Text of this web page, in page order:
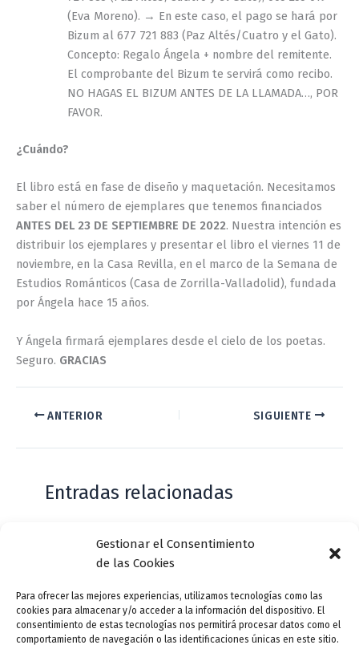
Gestionar el Consentimiento
de las Cookies
Para ofrecer las mejores experiencias, utilizamos tecnologías como las
cookies para almacenar y/o acceder a la información del dispositivo. El
consentimiento de estas tecnologías nos permitirá procesar datos como el
comportamiento de navegación o las identificaciones únicas en este sitio.
(Eva Moreno). → En este caso, el pago se hará por
Bizum al 677 721 883 (Paz Altés/Cuatro y el Gato).
Concepto: Regalo Ángela + nombre del remitente.
El comprobante del Bizum te servirá como recibo.
NO HAGAS EL BIZUM ANTES DE LA LLAMADA…, POR
FAVOR.
¿Cuándo?
El libro está en fase de diseño y maquetación. Necesitamos
saber el número de ejemplares que tenemos financiados
ANTES DEL 23 DE SEPTIEMBRE DE 2022. Nuestra intención es
distribuir los ejemplares y presentar el libro el viernes 11 de
noviembre, en la Casa Revilla, en el marco de la Semana de
Estudios Románticos (Casa de Zorrilla-Valladolid), fundada
por Ángela hace 15 años.
Y Ángela firmará ejemplares desde el cielo de los poetas.
Seguro. GRACIAS
ANTERIOR SIGUIENTE
Entradas relacionadas
Casa de Zorrilla conmemorarán el 168
aniversario del estreno de Don Juan
Tenorio
Deja un comentario / Actualidad / Por VLLensutinta